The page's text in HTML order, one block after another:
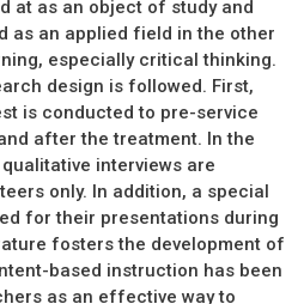
at as an object of study and
as an applied field in the other
especially critical thinking.
design is followed. First,
is conducted to pre-service
after the treatment. In the
interviews are
only. In addition, a special
for their presentations during
fosters the development of
based instruction has been
as an effective way to